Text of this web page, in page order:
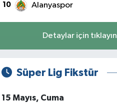
10 Alanyaspor
Detaylar için tıklayın
Süper Lig Fikstür
15 Mayıs, Cuma